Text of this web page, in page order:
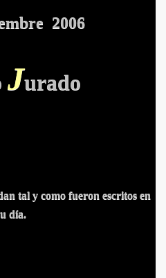
2006
Jurado
tal y como fueron escritos en
día.